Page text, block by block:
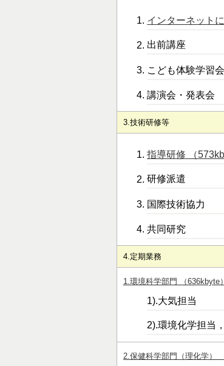
インターネット
出前講座
こども体験学習会
講演会・発表会
3.技術研修等
指導研修 （
研修派遣
国際技術協力
共同研究
4.定期業務
1.環境科学部門 （636kbyte）
1).大気担当
2).環境化学担当
2.保健科学部門（理化学）